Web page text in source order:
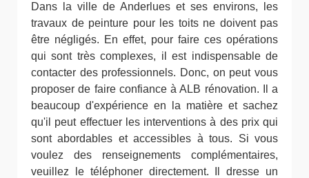
Dans la ville de Anderlues et ses environs, les
travaux de peinture pour les toits ne doivent pas
être négligés. En effet, pour faire ces opérations
qui sont très complexes, il est indispensable de
contacter des professionnels. Donc, on peut vous
proposer de faire confiance à ALB rénovation. Il a
beaucoup d'expérience en la matière et sachez
qu'il peut effectuer les interventions à des prix qui
sont abordables et accessibles à tous. Si vous
voulez des renseignements complémentaires,
veuillez le téléphoner directement. Il dresse un